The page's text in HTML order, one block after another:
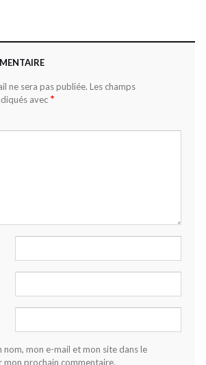
ne sera pas publiée. Les champs
avec *
nom, mon e-mail et mon site dans le
mon prochain commentaire.